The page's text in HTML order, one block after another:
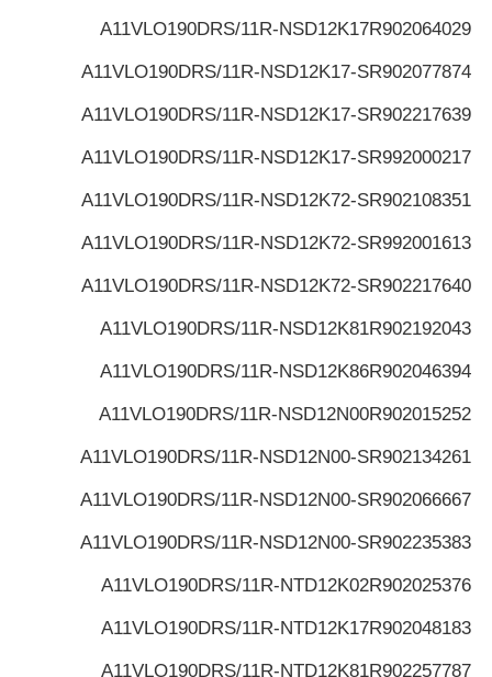
R902064029
A11VLO190DRS/11R-NSD12K17
R902077874
A11VLO190DRS/11R-NSD12K17-S
R902217639
A11VLO190DRS/11R-NSD12K17-S
R992000217
A11VLO190DRS/11R-NSD12K17-S
R902108351
A11VLO190DRS/11R-NSD12K72-S
R992001613
A11VLO190DRS/11R-NSD12K72-S
R902217640
A11VLO190DRS/11R-NSD12K72-S
R902192043
A11VLO190DRS/11R-NSD12K81
R902046394
A11VLO190DRS/11R-NSD12K86
R902015252
A11VLO190DRS/11R-NSD12N00
R902134261
A11VLO190DRS/11R-NSD12N00-S
R902066667
A11VLO190DRS/11R-NSD12N00-S
R902235383
A11VLO190DRS/11R-NSD12N00-S
R902025376
A11VLO190DRS/11R-NTD12K02
R902048183
A11VLO190DRS/11R-NTD12K17
R902257787
A11VLO190DRS/11R-NTD12K81